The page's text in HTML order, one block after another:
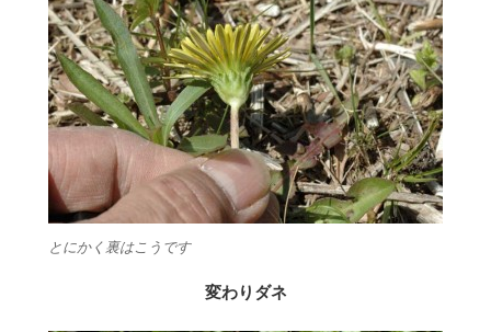
とにかく裏はこうです
変わりダネ